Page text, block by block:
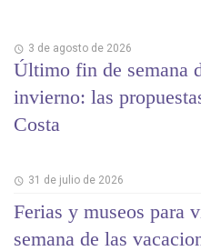
3 de agosto de 2026
Último fin de semana
invierno: las
Costa
31 de julio de 2026
Ferias y museos para
semana de las